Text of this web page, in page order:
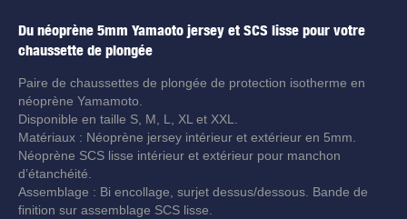
Du néoprène 5mm Yamaoto jersey et SCS lisse pour votre
chaussette de plongée
Paire de chaussettes de plongée de protection isotherme en
néoprène Yamamoto.
Disponible en taille S, M, L, XL et XXL.
Matériaux : Néoprène jersey intérieur et extérieur en 5mm.
Néoprène SCS lisse intérieur et extérieur pour manchon
d’étanchéité.
Assemblage : Bi encollage, surjet dessus/dessous. Bande de
finition sur assemblage SCS lisse.